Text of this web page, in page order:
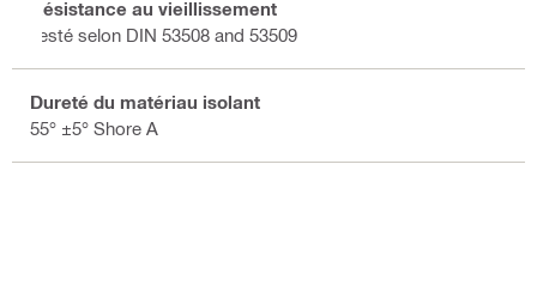
Résistance au vieillissement
Testé selon DIN 53508 and 53509
Dureté du matériau isolant
55° ±5° Shore A